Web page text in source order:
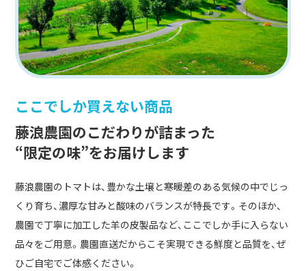
ここでしか買えない商品
藤浪農園のこだわりが詰まった
“限定の味”をお届けします
藤浪農園のトマトは、豊かな土壌と寒暖差のある気候の中でじっ
くり育ち、濃厚な甘みと酸味のバランスが特長です。そのほか、
農園で丁寧に加工した羊の皮製品など、ここでしか手に入らない
品々をご用意。農園直送だからこそ実現できる鮮度と品質を、ぜ
ひご自宅でご体感ください。